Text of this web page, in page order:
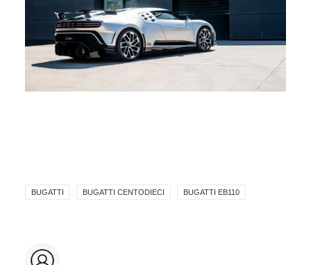
BUGATTI BUGATTI CENTODIECI BUGATTI EB110